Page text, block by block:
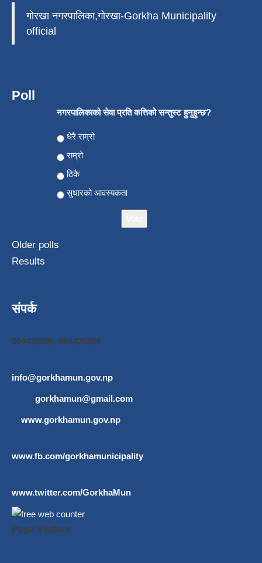
गोरखा नगरपालिका,गोरखा-Gorkha Municipality
official
Poll
नगरपालिकाको सेवा प्रति कत्तिको सन्तुस्ट हुनुहुन्छ?
Choices
धेरै राम्रो
राम्रो
ठिकै
सुधारको आवस्यकता
Older polls
Results
संपर्क
064420696, 064420269
info@gorkhamun.gov.np,
gorkhamun@gmail.com
www.gorkhamun.gov.np
www.fb.com/gorkhamunicipality
www.twitter.com/GorkhaMun
Page Visitors